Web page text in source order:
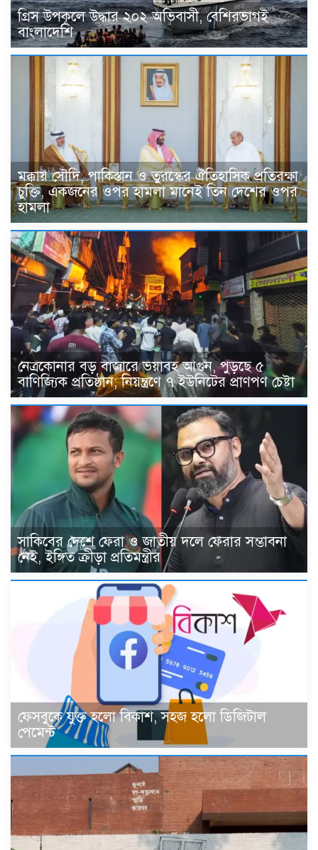
গ্রিস উপকূলে উদ্ধার ২০২ অভিবাসী, বেশিরভাগই
বাংলাদেশি
মক্কায় সৌদি, পাকিস্তান ও তুরস্কের ঐতিহাসিক প্রতিরক্ষা
চুক্তি, একজনের ওপর হামলা মানেই তিন দেশের ওপর
হামলা
নেত্রকোনার বড় বাজারে ভয়াবহ আগুন, পুড়ছে ৫
বাণিজ্যিক প্রতিষ্ঠান; নিয়ন্ত্রণে ৭ ইউনিটের প্রাণপণ চেষ্টা
সাকিবের দেশে ফেরা ও জাতীয় দলে ফেরার সম্ভাবনা
নেই, ইঙ্গিত ক্রীড়া প্রতিমন্ত্রীর
ফেসবুকে যুক্ত হলো বিকাশ, সহজ হলো ডিজিটাল
পেমেন্ট